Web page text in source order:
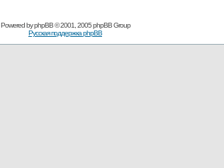
Powered byphpBB© 2001, 2005 phpBB Group
Русская поддержка phpBB